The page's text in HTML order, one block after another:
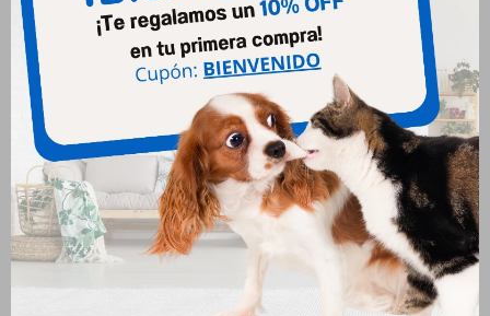
Doc- Fish Azul De Metileno
71